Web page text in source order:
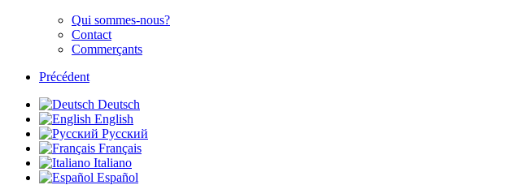
Qui sommes-nous?
Contact
Commerçants
Précédent
Deutsch
English
Русский
Français
Italiano
Español